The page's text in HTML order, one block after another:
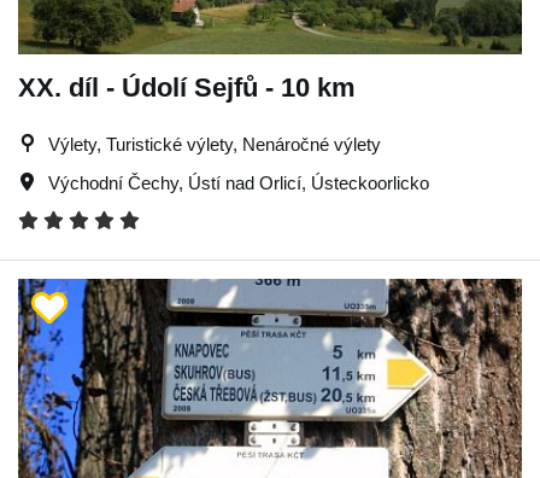
XX. díl - Údolí Sejfů - 10 km
Výlety, Turistické výlety, Nenáročné výlety
Východní Čechy, Ústí nad Orlicí, Ústeckoorlicko